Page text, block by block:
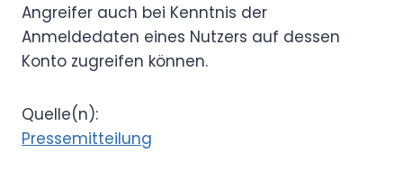
Angreifer auch bei Kenntnis der
Anmeldedaten eines Nutzers auf dessen
Konto zugreifen können.
Quelle(n):
Pressemitteilung